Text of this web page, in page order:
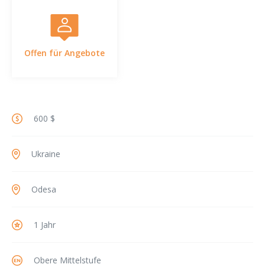
Offen für Angebote
600 $
Ukraine
Odesa
1 Jahr
Obere Mittelstufe